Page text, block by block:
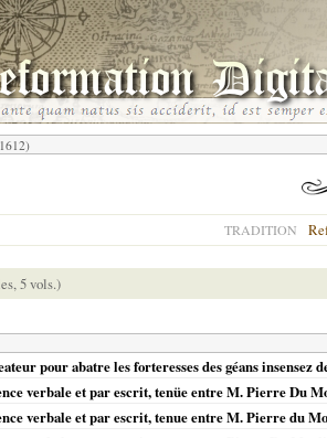
TRADITION
5 vols.)
pour abatre les forteresses des géans insensez
verbale et par escrit, tenüe entre M. Pierre Du
verbale et par escrit, tenue entre M. Pierre du